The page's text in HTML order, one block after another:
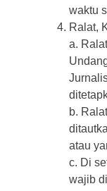
waktu
Ralat,
a.
b.
atau
c. Di
wajib